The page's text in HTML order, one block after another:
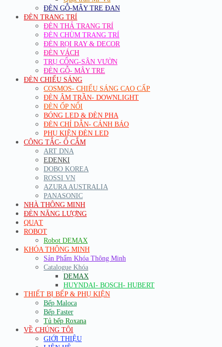
ĐÈN GỖ-MÂY TRE ĐAN
ĐÈN TRANG TRÍ
ĐÈN THẢ TRANG TRÍ
ĐÈN CHÙM TRANG TRÍ
ĐÈN RỌI RAY & DECOR
ĐÈN VÁCH
TRỤ CỔNG-SÂN VƯỜN
ĐÈN GỖ- MÂY TRE
ĐÈN CHIẾU SÁNG
COSMOS- CHIẾU SÁNG CAO CẤP
ĐÈN ÂM TRẦN- DOWNLIGHT
ĐÈN ỐP NỔI
BÓNG LED & ĐÈN PHA
ĐÈN CHỈ DẪN- CẢNH BÁO
PHỤ KIỆN ĐÈN LED
CÔNG TẮC- Ổ CẮM
ART DNA
EDENKI
DOBO KOREA
ROSSI VN
AZURA AUSTRALIA
PANASONIC
NHÀ THÔNG MINH
ĐÈN NĂNG LƯỢNG
QUẠT
ROBOT
Robot DEMAX
KHÓA THÔNG MINH
Sản Phẩm Khóa Thông Minh
Catalogue Khóa
DEMAX
HUYNDAI- BOSCH- HUBERT
THIẾT BỊ BẾP & PHỤ KIỆN
Bếp Maloca
Bếp Faster
Tủ bếp Roxana
VỀ CHÚNG TÔI
GIỚI THIỆU